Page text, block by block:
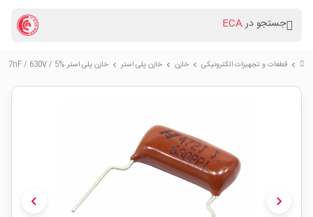
جستجو درECA
chevron_right قطعات و تجهیزات الکترونیکی chevron_right خازن chevron_right خازن پلی استر chevron_right خازن پلی استر %5 / 4.7nF / 630V تایوانی مارک HJC بسته500 تایی
chevron_left chevron_right